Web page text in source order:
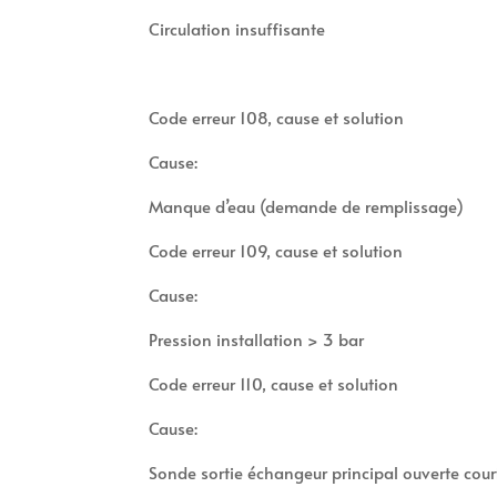
Circulation insuffisante
Code erreur 108, cause et solution
Cause:
Manque d’eau (demande de remplissage)
Code erreur 109, cause et solution
Cause:
Pression installation > 3 bar
Code erreur 110, cause et solution
Cause:
Sonde sortie échangeur principal ouverte